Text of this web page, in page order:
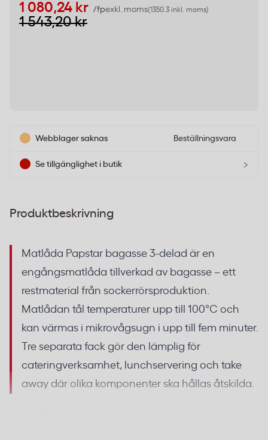
1 080,24 kr /fp
1 543,20 kr
exkl. moms(1350.3 inkl. moms)
Webblager saknas Beställningsvara
Se tillgänglighet i butik ›
Produktbeskrivning
Matlåda Papstar bagasse 3-delad är en
engångsmatlåda tillverkad av bagasse – ett
restmaterial från sockerrörsproduktion.
Matlådan tål temperaturer upp till 100°C och
kan värmas i mikrovågsugn i upp till fem minuter.
Tre separata fack gör den lämplig för
cateringverksamhet, lunchservering och take
away där olika komponenter ska hållas åtskilda.